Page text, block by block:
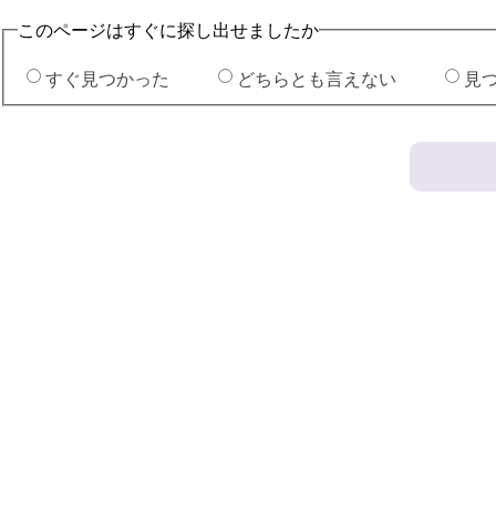
このページはすぐに探し出せましたか
すぐ見つかった
どちらとも言えない 見